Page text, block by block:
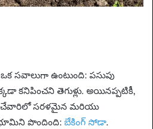
సవాలుగా ఉంటుంది: పసుపు
కనిపించని తెగుళ్లు. అయినప్పటికీ,
సరళమైన మరియు
పొందింది: బేకింగ్ సోడా.